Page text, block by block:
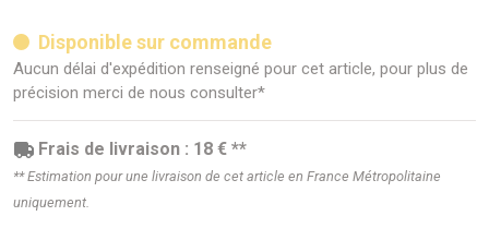
Disponible sur commande
Aucun délai d'expédition renseigné pour cet article, pour plus de
précision merci de nous consulter*
Frais de livraison : 18 € **
** Estimation pour une livraison de cet article en France Métropolitaine
uniquement.